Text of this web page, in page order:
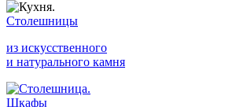
Столешницы
из искусственного
и натурального камня
Шкафы